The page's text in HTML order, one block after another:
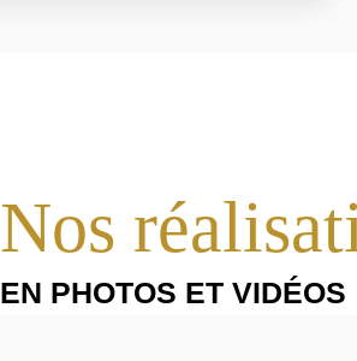
Nos
EN PHOTOS ET VIDÉOS